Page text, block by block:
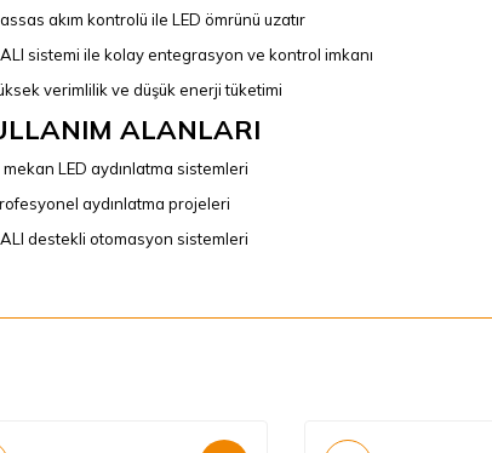
akım kontrolü ile LED ömrünü uzatır
sistemi ile kolay entegrasyon ve kontrol imkanı
verimlilik ve düşük enerji tüketimi
ALANLARI
mekan LED aydınlatma sistemleri
aydınlatma projeleri
destekli otomasyon sistemleri